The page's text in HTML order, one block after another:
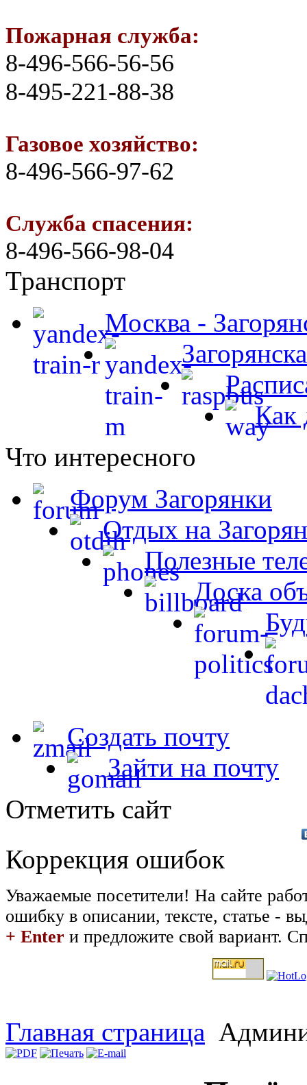
Пожарная служба:
8-496-566-56-56
8-495-221-88-38
Газовое хозяйство:
8-496-566-97-62
Служба спасения:
8-496-566-98-04
Транспорт
Москва -
Как
Что интересного
Форум Загорянки
Отдых на
Полезные
Доска
Создать почту
Зайти на почту
Отметить сайт
Коррекция ошибок
Уважаемые посетители! На сайте
ошибку в описании, тексте, статье -
+ Enter и предложите свой вариант.
Главная страница